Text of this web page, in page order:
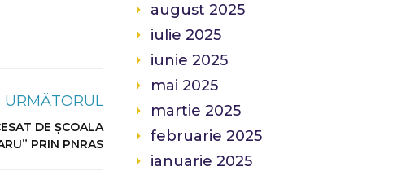
URMĂTORUL
DE ȘCOALA
PRIN PNRAS
august 2025
iulie 2025
iunie 2025
mai 2025
martie 2025
februarie 2025
ianuarie 2025